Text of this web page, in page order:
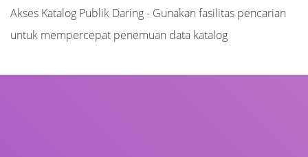
Akses Katalog Publik Daring - Gunakan fasilitas pencarian
untuk mempercepat penemuan data katalog